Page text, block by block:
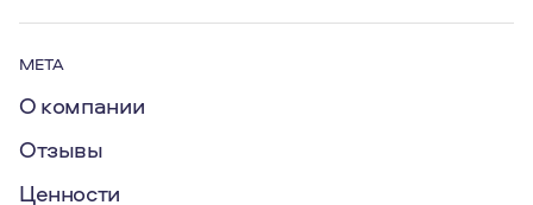
МЕТА
О компании
Отзывы
Ценности